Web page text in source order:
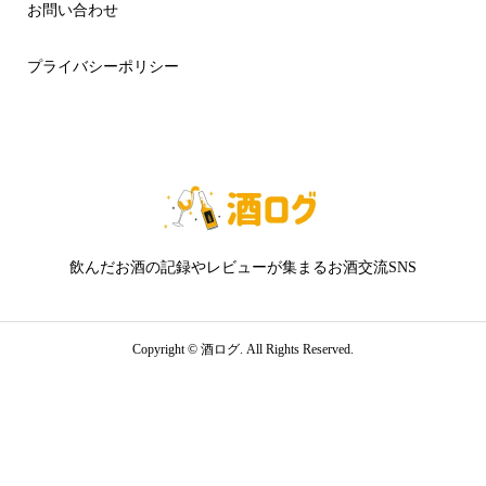
お問い合わせ
プライバシーポリシー
飲んだお酒の記録やレビューが集まるお酒交流SNS
Copyright © 酒ログ. All Rights Reserved.